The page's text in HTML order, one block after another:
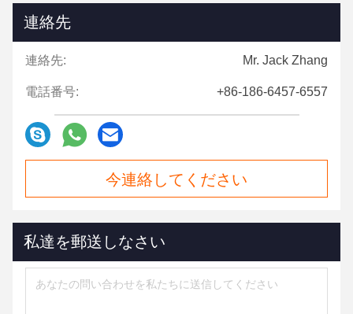
連絡先
連絡先: Mr. Jack Zhang
電話番号: +86-186-6457-6557
今連絡してください
私達を郵送しなさい